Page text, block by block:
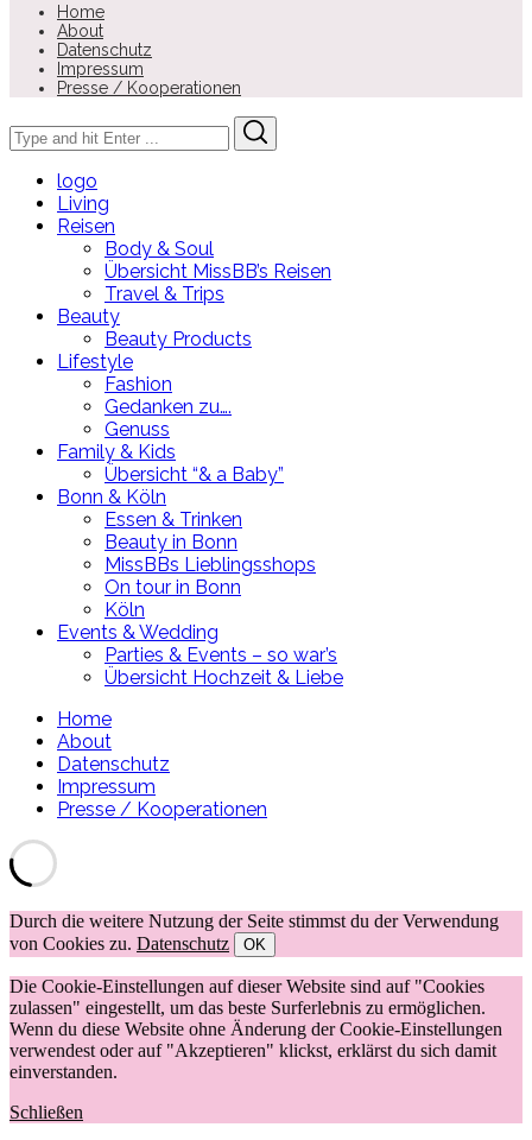
Home
About
Datenschutz
Impressum
Presse / Kooperationen
Search
for:
logo
Living
Reisen
Body & Soul
Übersicht MissBB’s Reisen
Travel & Trips
Beauty
Beauty Products
Lifestyle
Fashion
Gedanken zu….
Genuss
Family & Kids
Übersicht “& a Baby”
Bonn & Köln
Essen & Trinken
Beauty in Bonn
MissBBs Lieblingsshops
On tour in Bonn
Köln
Events & Wedding
Parties & Events – so war’s
Übersicht Hochzeit & Liebe
Home
About
Datenschutz
Impressum
Presse / Kooperationen
Durch die weitere Nutzung der Seite stimmst du der Verwendung
von Cookies zu. Datenschutz OK
Die Cookie-Einstellungen auf dieser Website sind auf "Cookies
zulassen" eingestellt, um das beste Surferlebnis zu ermöglichen.
Wenn du diese Website ohne Änderung der Cookie-Einstellungen
verwendest oder auf "Akzeptieren" klickst, erklärst du sich damit
einverstanden.
Schließen